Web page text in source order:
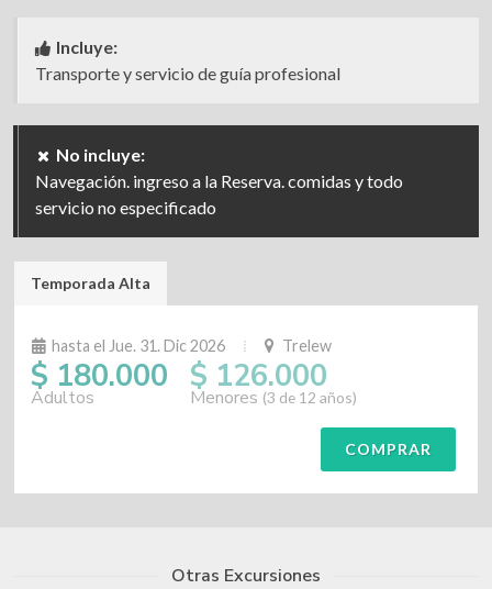
Incluye:
Transporte y servicio de guía profesional
No incluye:
Navegación. ingreso a la Reserva. comidas y todo
servicio no especificado
Temporada Alta
hasta el Jue. 31. Dic 2026 Trelew
$ 180.000
Adultos
$ 126.000
Menores (3 de 12 años)
COMPRAR
Otras Excursiones